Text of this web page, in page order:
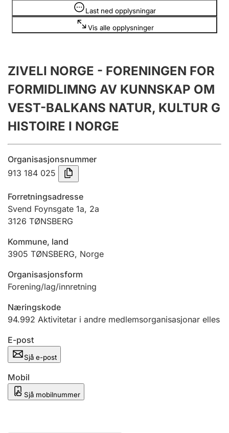
Fleire organisasjonsformer
Innsending og forseinkingsgebyr
Tinglysing
Jeger
Betaling og jegeravgiftskort
Ektepaktrettleiaren
Last ned opplysningar
Vis alle opplysninger
Opplysninger er skjult
ZIVELI NORGE - FORENINGEN FOR
FORMIDLIMNG AV KUNNSKAP OM
VEST-BALKANS NATUR, KULTUR G
HISTOIRE I NORGE
Organisasjonsnummer
913 184 025
Forretningsadresse
Svend Foynsgate 1a, 2a
3126 TØNSBERG
Kommune, land
3905 TØNSBERG, Norge
Organisasjonsform
Forening/lag/innretning
Næringskode
94.992 Aktivitetar i andre medlemsorganisasjonar elles
E-post
Sjå e-post
Mobil
Sjå mobilnummer